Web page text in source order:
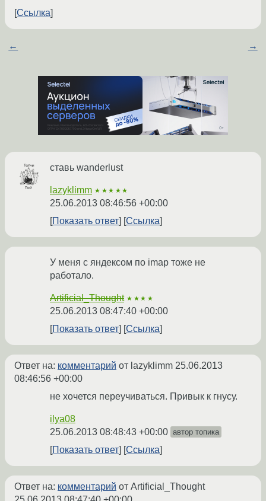
Ссылка
← →
ставь wanderlust
lazyklimm ★★★★★
25.06.2013 08:46:56 +00:00
Показать ответ
Ссылка
У меня с яндексом по imap тоже не
работало.
Artificial_Thought ★★★★
25.06.2013 08:47:40 +00:00
Показать ответ
Ссылка
Ответ на: комментарий от lazyklimm 25.06.2013
08:46:56 +00:00
не хочется переучиваться. Привык к гнусу.
ilya08
25.06.2013 08:48:43 +00:00 автор топика
Показать ответ Ссылка
Ответ на: комментарий от Artificial_Thought